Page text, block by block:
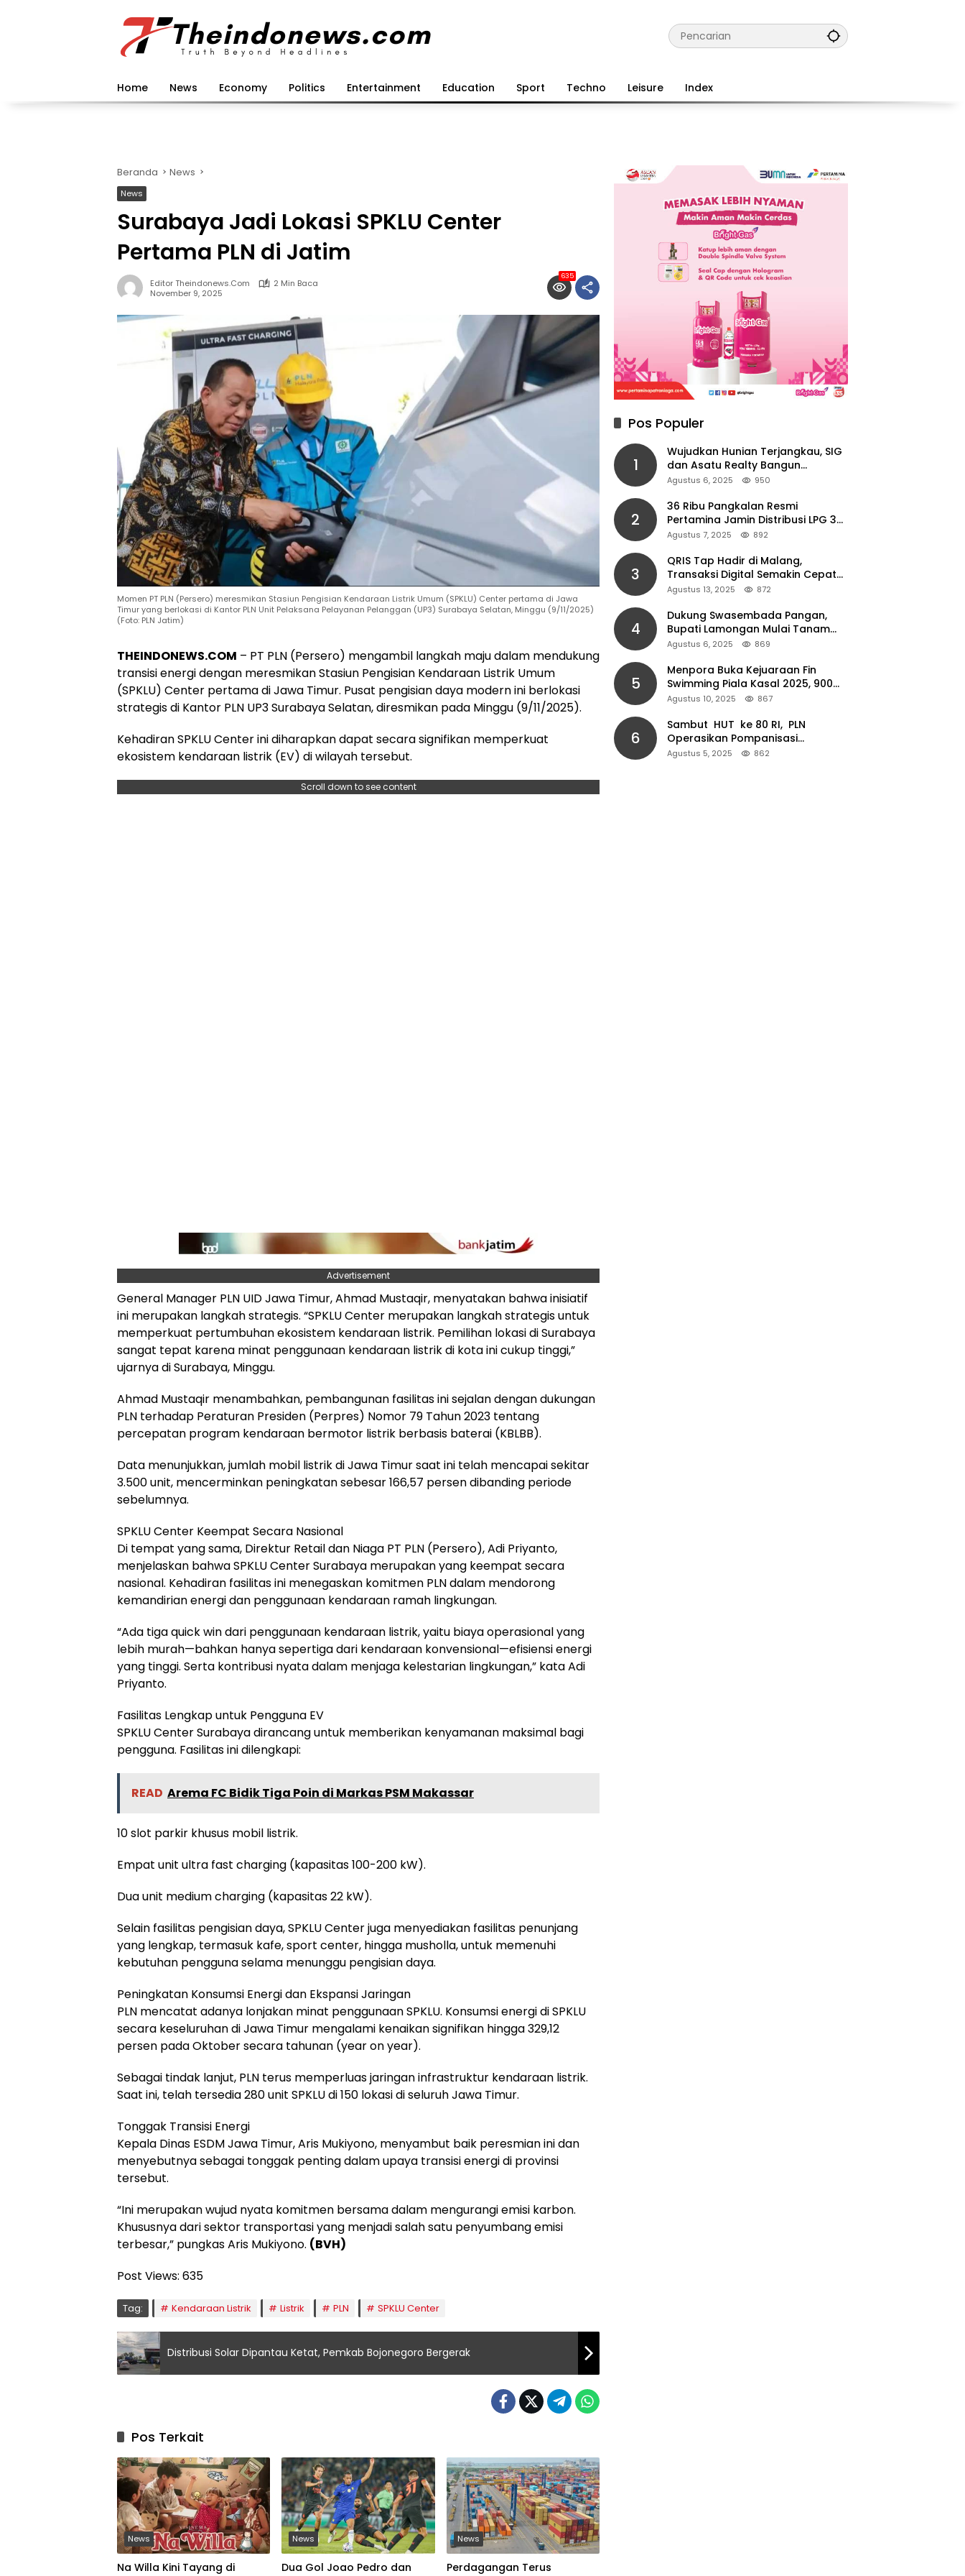
Home News Economy Politics Entertainment Education Sport Techno Leisure Index
Beranda News
News
Surabaya Jadi Lokasi SPKLU Center
Pertama PLN di Jatim
Editor Theindonews.com
2 Min Baca
November 9, 2025
635
Momen PT PLN (Persero) meresmikan Stasiun Pengisian Kendaraan Listrik Umum (SPKLU) Center pertama di Jawa
Timur yang berlokasi di Kantor PLN Unit Pelaksana Pelayanan Pelanggan (UP3) Surabaya Selatan, Minggu (9/11/2025)
(Foto: PLN Jatim)
THEINDONEWS.COM – PT PLN (Persero) mengambil langkah maju dalam mendukung
transisi energi dengan meresmikan Stasiun Pengisian Kendaraan Listrik Umum
(SPKLU) Center pertama di Jawa Timur. Pusat pengisian daya modern ini berlokasi
strategis di Kantor PLN UP3 Surabaya Selatan, diresmikan pada Minggu (9/11/2025).
Kehadiran SPKLU Center ini diharapkan dapat secara signifikan memperkuat
ekosistem kendaraan listrik (EV) di wilayah tersebut.
Scroll down to see content
Advertisement
General Manager PLN UID Jawa Timur, Ahmad Mustaqir, menyatakan bahwa inisiatif
ini merupakan langkah strategis. “SPKLU Center merupakan langkah strategis untuk
memperkuat pertumbuhan ekosistem kendaraan listrik. Pemilihan lokasi di Surabaya
sangat tepat karena minat penggunaan kendaraan listrik di kota ini cukup tinggi,”
ujarnya di Surabaya, Minggu.
Ahmad Mustaqir menambahkan, pembangunan fasilitas ini sejalan dengan dukungan
PLN terhadap Peraturan Presiden (Perpres) Nomor 79 Tahun 2023 tentang
percepatan program kendaraan bermotor listrik berbasis baterai (KBLBB).
Data menunjukkan, jumlah mobil listrik di Jawa Timur saat ini telah mencapai sekitar
3.500 unit, mencerminkan peningkatan sebesar 166,57 persen dibanding periode
sebelumnya.
SPKLU Center Keempat Secara Nasional
Di tempat yang sama, Direktur Retail dan Niaga PT PLN (Persero), Adi Priyanto,
menjelaskan bahwa SPKLU Center Surabaya merupakan yang keempat secara
nasional. Kehadiran fasilitas ini menegaskan komitmen PLN dalam mendorong
kemandirian energi dan penggunaan kendaraan ramah lingkungan.
“Ada tiga quick win dari penggunaan kendaraan listrik, yaitu biaya operasional yang
lebih murah—bahkan hanya sepertiga dari kendaraan konvensional—efisiensi energi
yang tinggi. Serta kontribusi nyata dalam menjaga kelestarian lingkungan,” kata Adi
Priyanto.
Fasilitas Lengkap untuk Pengguna EV
SPKLU Center Surabaya dirancang untuk memberikan kenyamanan maksimal bagi
pengguna. Fasilitas ini dilengkapi:
READ Arema FC Bidik Tiga Poin di Markas PSM Makassar
10 slot parkir khusus mobil listrik.
Empat unit ultra fast charging (kapasitas 100-200 kW).
Dua unit medium charging (kapasitas 22 kW).
Selain fasilitas pengisian daya, SPKLU Center juga menyediakan fasilitas penunjang
yang lengkap, termasuk kafe, sport center, hingga musholla, untuk memenuhi
kebutuhan pengguna selama menunggu pengisian daya.
Peningkatan Konsumsi Energi dan Ekspansi Jaringan
PLN mencatat adanya lonjakan minat penggunaan SPKLU. Konsumsi energi di SPKLU
secara keseluruhan di Jawa Timur mengalami kenaikan signifikan hingga 329,12
persen pada Oktober secara tahunan (year on year).
Sebagai tindak lanjut, PLN terus memperluas jaringan infrastruktur kendaraan listrik.
Saat ini, telah tersedia 280 unit SPKLU di 150 lokasi di seluruh Jawa Timur.
Tonggak Transisi Energi
Kepala Dinas ESDM Jawa Timur, Aris Mukiyono, menyambut baik peresmian ini dan
menyebutnya sebagai tonggak penting dalam upaya transisi energi di provinsi
tersebut.
“Ini merupakan wujud nyata komitmen bersama dalam mengurangi emisi karbon.
Khususnya dari sektor transportasi yang menjadi salah satu penyumbang emisi
terbesar,” pungkas Aris Mukiyono. (BVH)
Post Views: 635
Tag: Kendaraan Listrik Listrik PLN SPKLU Center
Distribusi Solar Dipantau Ketat, Pemkab Bojonegoro Bergerak
Pos Terkait
News
Na Willa Kini Tayang di
News
Dua Gol Joao Pedro dan
News
Perdagangan Terus
Pos Populer
1
Wujudkan Hunian Terjangkau, SIG
dan Asatu Realty Bangun
Perumahan di Cianjur
Agustus 6, 2025 950
2
36 Ribu Pangkalan Resmi
Pertamina Jamin Distribusi LPG 3
Kg Aman di Jawa Timur
Agustus 7, 2025 892
3
QRIS Tap Hadir di Malang,
Transaksi Digital Semakin Cepat
dan Mudah dengan Teknologi NFC
Agustus 13, 2025 872
4
Dukung Swasembada Pangan,
Bupati Lamongan Mulai Tanam
Padi Musim Ketiga
Agustus 6, 2025 869
5
Menpora Buka Kejuaraan Fin
Swimming Piala Kasal 2025, 900
Atlet Ambil Bagian
Agustus 10, 2025 867
6
Sambut HUT ke 80 RI, PLN
Operasikan Pompanisasi
Persawahan dan Akses Air Bersih
Agustus 5, 2025 862